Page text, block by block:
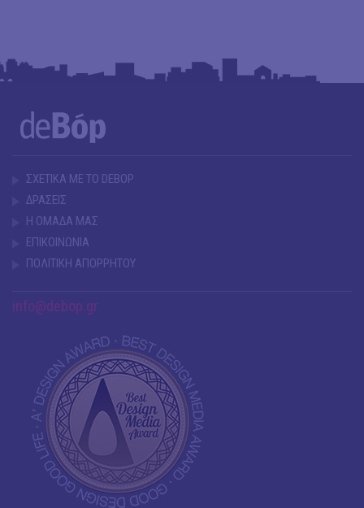
ΣΧΕΤΙΚΑ ΜΕ ΤΟ DEBOP
ΔΡΑΣΕΙΣ
Η ΟΜΑΔΑ ΜΑΣ
ΕΠΙΚΟΙΝΩΝΙΑ
ΠΟΛΙΤΙΚΗ ΑΠΟΡΡΗΤΟΥ
info@debop.gr